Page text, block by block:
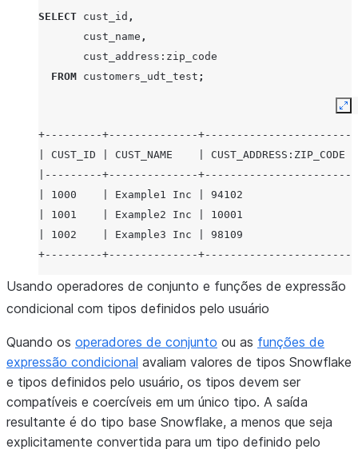
|         |              |   "city": "Seattle",
|         |              |   "state_abbr":
|         |              |   "zip_code":
|         |              | }
+---------+--------------
SELECT cust_id ,
cust_name ,
cust_address :zip_code
FROM customers_udt_test ;
+---------+--------------+-----------------------+
| CUST_ID | CUST_NAME    | CUST_ADDRESS:ZIP_CODE |
|---------+--------------+-----------------------|
| 1000    | Example1 Inc | 94102                 |
| 1001    | Example2 Inc | 10001                 |
| 1002    | Example3 Inc | 98109                 |
+---------+--------------+-----------------------+
Usando operadores de conjunto e funções de expressão
condicional com tipos definidos pelo usuário
Quando os operadores de conjunto ou as funções de
expressão condicional avaliam valores de tipos Snowflake
e tipos definidos pelo usuário, os tipos devem ser
compatíveis e coercíveis em um único tipo. A saída
resultante é do tipo base Snowflake, a menos que seja
explicitamente convertida para um tipo definido pelo